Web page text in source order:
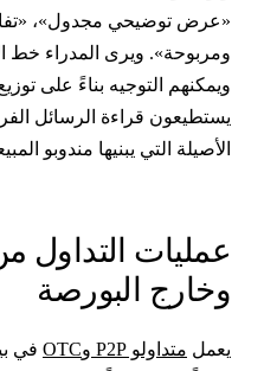
توضيحي مجدول»،
ويرى المدراء خط
التوجيه بناءً على توزيع
قراءة الرسائل
التي يبنيها مندوبو
التداول من
البورصة
متداولو P2P وOTC
في بيئات